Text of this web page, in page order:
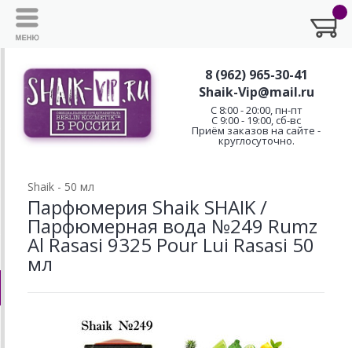
8 (962) 965-30-41
Shaik-Vip@mail.ru
C 8:00 - 20:00, пн-пт
С 9:00 - 19:00, сб-вс
Приём заказов на сайте -
круглосуточно.
Shaik - 50 мл
Парфюмерия Shaik SHAIK /
Парфюмерная вода №249 Rumz
Al Rasasi 9325 Pour Lui Rasasi 50
мл